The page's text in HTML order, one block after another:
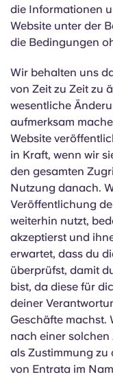
die Informationen
Website unter der
die Bedingungen
Wir behalten uns
von Zeit zu Zeit zu
wesentliche
aufmerksam
Website
in Kraft, wenn wir
den gesamten
Nutzung danach.
Veröffentlichung
weiterhin nutzt,
akzeptierst und
erwartet, dass du
überprüfst, damit
bist, da diese für
deiner
Geschäfte machst.
nach einer
als Zustimmung zu
von Entrata im